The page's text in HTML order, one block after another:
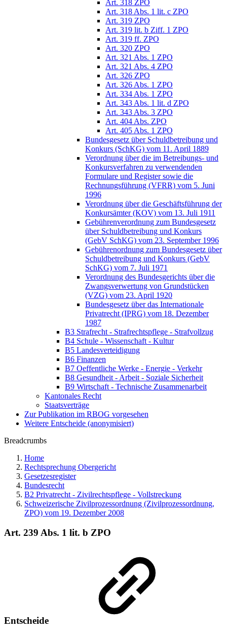
Art. 318 ZPO
Art. 318 Abs. 1 lit. c ZPO
Art. 319 ZPO
Art. 319 lit. b Ziff. 1 ZPO
Art. 319 ff. ZPO
Art. 320 ZPO
Art. 321 Abs. 1 ZPO
Art. 321 Abs. 4 ZPO
Art. 326 ZPO
Art. 326 Abs. 1 ZPO
Art. 334 Abs. 1 ZPO
Art. 343 Abs. 1 lit. d ZPO
Art. 343 Abs. 3 ZPO
Art. 404 Abs. ZPO
Art. 405 Abs. 1 ZPO
Bundesgesetz über Schuldbetreibung und
Konkurs (SchKG) vom 11. April 1889
Verordnung über die im Betreibungs- und
Konkursverfahren zu verwendenden
Formulare und Register sowie die
Rechnungsführung (VFRR) vom 5. Juni
1996
Verordnung über die Geschäftsführung der
Konkursämter (KOV) vom 13. Juli 1911
Gebührenverordnung zum Bundesgesetz
über Schuldbetreibung und Konkurs
(GebV SchKG) vom 23. September 1996
Gebührenordnung zum Bundesgesetz über
Schuldbetreibung und Konkurs (GebV
SchKG) vom 7. Juli 1971
Verordnung des Bundesgerichts über die
Zwangsverwertung von Grundstücken
(VZG) vom 23. April 1920
Bundesgesetz über das Internationale
Privatrecht (IPRG) vom 18. Dezember
1987
B3 Strafrecht - Strafrechtspflege - Strafvollzug
B4 Schule - Wissenschaft - Kultur
B5 Landesverteidigung
B6 Finanzen
B7 Oeffentliche Werke - Energie - Verkehr
B8 Gesundheit - Arbeit - Soziale Sicherheit
B9 Wirtschaft - Technische Zusammenarbeit
Kantonales Recht
Staatsverträge
Zur Publikation im RBOG vorgesehen
Weitere Entscheide (anonymisiert)
Breadcrumbs
Home
Rechtsprechung Obergericht
Gesetzesregister
Bundesrecht
B2 Privatrecht - Zivilrechtspflege - Vollstreckung
Schweizerische Zivilprozessordnung (Zivilprozessordnung,
ZPO) vom 19. Dezember 2008
Art. 239 Abs. 1 lit. b ZPO
Entscheide